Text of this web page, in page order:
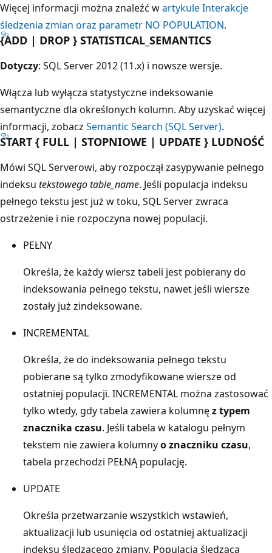
Więcej informacji można znaleźć wartykule Interakcje
śledzenia zmian oraz parametr NO POPULATION.
{ADD | DROP } STATISTICAL_SEMANTICS
Dotyczy: SQL Server 2012 (11.x) i nowsze wersje.
Włącza lub wyłącza statystyczne indeksowanie
semantyczne dla określonych kolumn. Aby uzyskać więcej
informacji, zobacz Semantic Search (SQL Server).
START { FULL | STOPNIOWE | UPDATE } LUDNOŚĆ
Mówi SQL Serverowi, aby rozpoczął zasypywanie pełnego
indeksu tekstowego table_name. Jeśli populacja indeksu
pełnego tekstu jest już w toku, SQL Server zwraca
ostrzeżenie i nie rozpoczyna nowej populacji.
PEŁNY
Określa, że każdy wiersz tabeli jest pobierany do
indeksowania pełnego tekstu, nawet jeśli wiersze
zostały już zindeksowane.
INCREMENTAL
Określa, że do indeksowania pełnego tekstu
pobierane są tylko zmodyfikowane wiersze od
ostatniej populacji. INCREMENTAL można zastosować
tylko wtedy, gdy tabela zawiera kolumnęz typem
znacznika czasu. Jeśli tabela w katalogu pełnym
tekstem nie zawiera kolumnyo znaczniku czasu,
tabela przechodzi PEŁNĄ populację.
UPDATE
Określa przetwarzanie wszystkich wstawień,
aktualizacji lub usunięcia od ostatniej aktualizacji
indeksu śledzącego zmiany. Populacja śledząca